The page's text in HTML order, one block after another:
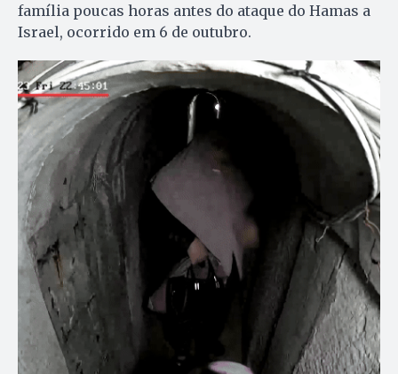
família poucas horas antes do ataque do Hamas a
Israel, ocorrido em 6 de outubro.